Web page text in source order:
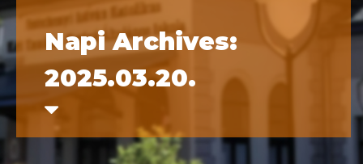
Napi Archives:
2025.03.20.